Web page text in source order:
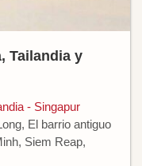
Tailandia y
- Singapur
El barrio antiguo
Siem Reap,